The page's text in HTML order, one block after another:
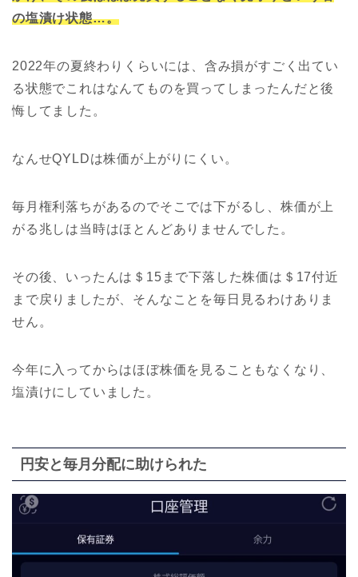
の塩漬け状態…。
2022年の夏終わりくらいには、含み損がすごく出てい
る状態でこれはなんてものを買ってしまったんだと後
悔してました。
なんせQYLDは株価が上がりにくい。
毎月権利落ちがあるのでそこでは下がるし、株価が上
がる兆しは当時はほとんどありませんでした。
その後、いったんは＄15まで下落した株価は＄17付近
まで戻りましたが、そんなことを毎日見るわけありま
せん。
今年に入ってからはほぼ株価を見ることもなくなり、
塩漬けにしていました。
円安と毎月分配に助けられた